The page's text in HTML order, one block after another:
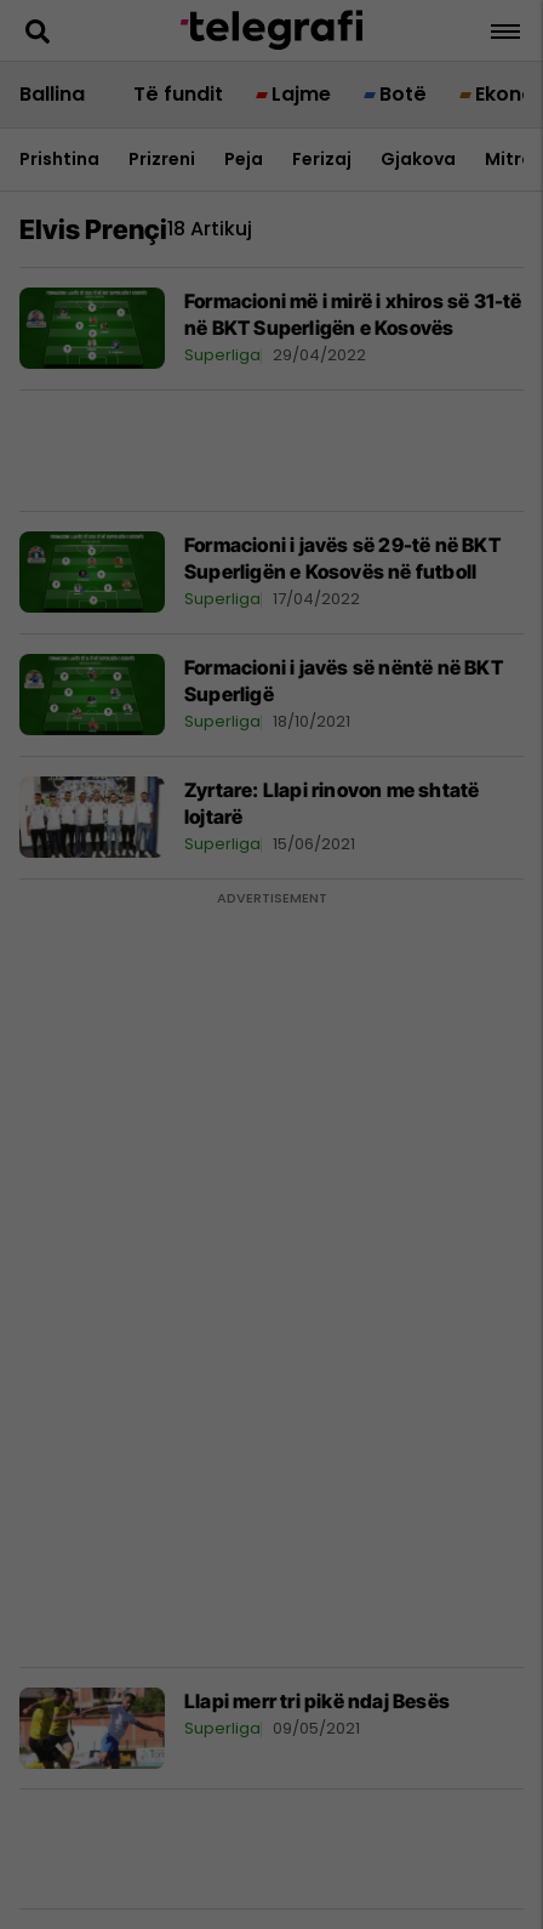
Ballina Të fundit Lajme Botë
Prishtina Prizreni Peja Ferizaj Gjakova
Elvis Prençi18 Artikuj
Formacioni më i mirë i xhiros së 31-të
në BKT Superligën e Kosovës
Superliga 29/04/2022
Formacioni i javës së 29-të në BKT
Superligën e Kosovës në futboll
Superliga 17/04/2022
Formacioni i javës së nëntë në BKT
Superligë
Superliga 18/10/2021
Zyrtare: Llapi rinovon me shtatë
lojtarë
Superliga 15/06/2021
Llapi merr tri pikë ndaj Besës
Superliga 09/05/2021